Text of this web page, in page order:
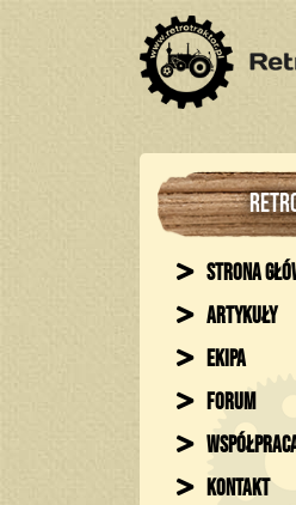
Strona
Artykuły
Ekipa
Forum
Kontakt